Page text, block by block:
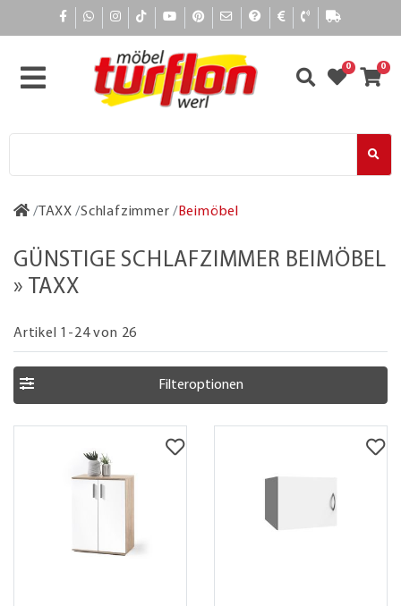
0 0
TAXX Schlafzimmer Beimöbel
GÜNSTIGE SCHLAFZIMMER BEIMÖBEL
» TAXX
Artikel 1-24 von 26
Filteroptionen